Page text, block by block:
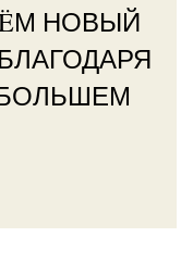
НОВЫЙ